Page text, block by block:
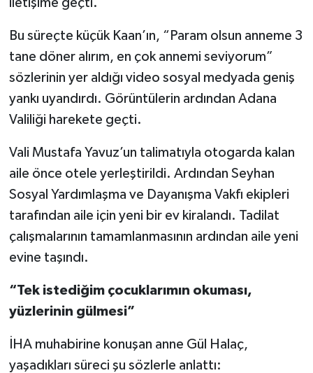
Bu süreçte küçük Kaan’ın, “Param olsun anneme 3
tane döner alırım, en çok annemi seviyorum”
sözlerinin yer aldığı video sosyal medyada geniş
yankı uyandırdı. Görüntülerin ardından Adana
Valiliği harekete geçti.
Vali Mustafa Yavuz’un talimatıyla otogarda kalan
aile önce otele yerleştirildi. Ardından Seyhan
Sosyal Yardımlaşma ve Dayanışma Vakfı ekipleri
tarafından aile için yeni bir ev kiralandı. Tadilat
çalışmalarının tamamlanmasının ardından aile yeni
evine taşındı.
“Tek istediğim çocuklarımın okuması,
yüzlerinin gülmesi”
İHA muhabirine konuşan anne Gül Halaç,
yaşadıkları süreci şu sözlerle anlattı: